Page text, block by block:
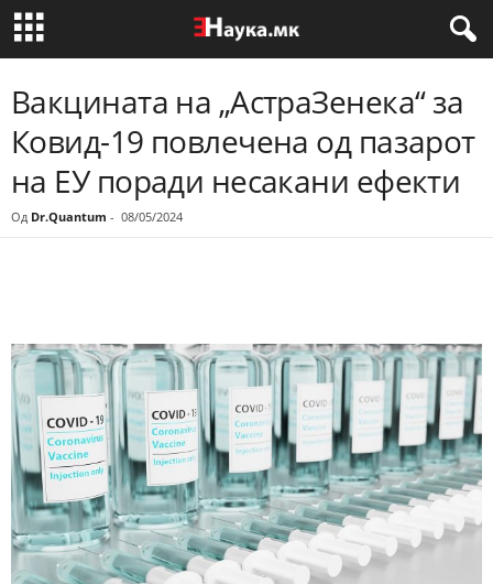
Вакцината на „АстраЗенека“ за
Ковид-19 повлечена од пазарот
на ЕУ поради несакани ефекти
Од Dr.Quantum - 08/05/2024